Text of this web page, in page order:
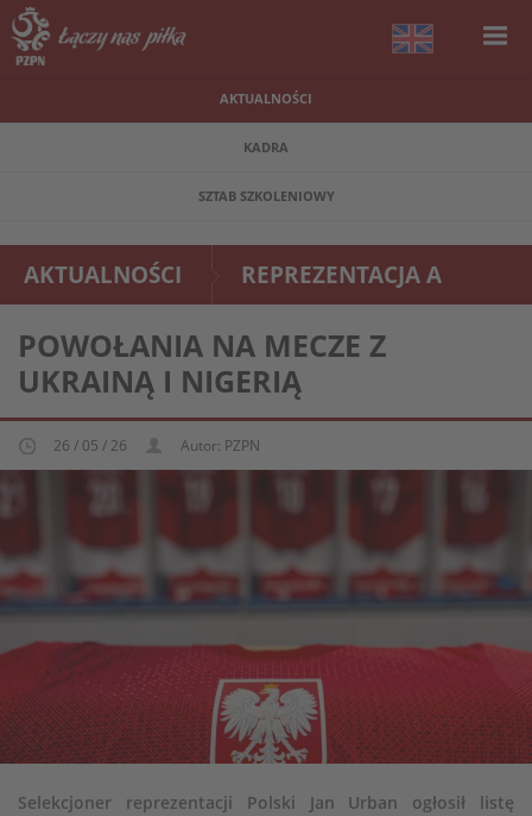
AKTUALNOŚCI
KADRA
SZTAB SZKOLENIOWY
AKTUALNOŚCI REPREZENTACJA A
POWOŁANIA NA MECZE Z
UKRAINĄ I NIGERIĄ
26 / 05 / 26 Autor: PZPN
Selekcjoner reprezentacji Polski Jan Urban ogłosił listę